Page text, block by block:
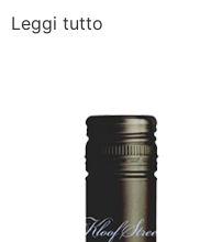
Leggi tutto